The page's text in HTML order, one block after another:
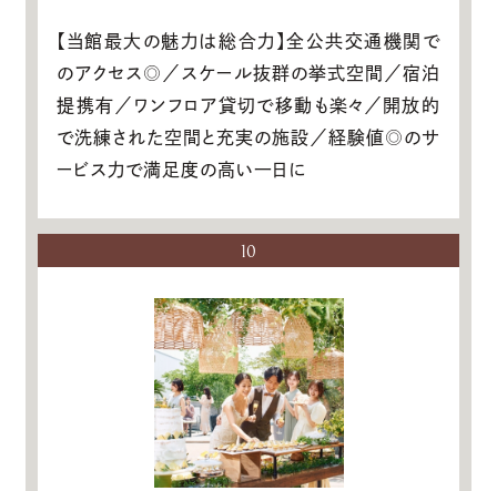
【当館最大の魅力は総合力】全公共交通機関で
のアクセス◎／スケール抜群の挙式空間／宿泊
提携有／ワンフロア貸切で移動も楽々／開放的
で洗練された空間と充実の施設／経験値◎のサ
ービス力で満足度の高い一日に
10